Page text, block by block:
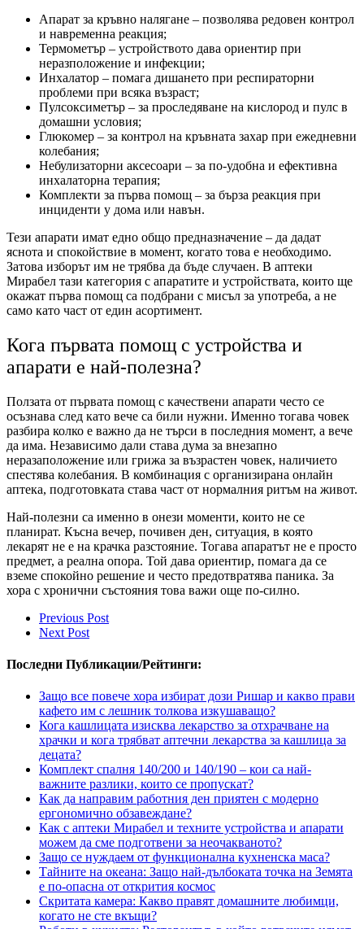
Апарат за кръвно налягане – позволява редовен контрол
и навременна реакция;
Термометър – устройството дава ориентир при
неразположение и инфекции;
Инхалатор – помага дишането при респираторни
проблеми при всяка възраст;
Пулсоксиметър – за проследяване на кислород и пулс в
домашни условия;
Глюкомер – за контрол на кръвната захар при ежедневни
колебания;
Небулизаторни аксесоари – за по-удобна и ефективна
инхалаторна терапия;
Комплекти за първа помощ – за бърза реакция при
инциденти у дома или навън.
Тези апарати имат едно общо предназначение – да дадат
яснота и спокойствие в момент, когато това е необходимо.
Затова изборът им не трябва да бъде случаен. В аптеки
Мирабел тази категория с апаратите и устройствата, които ще
окажат първа помощ са подбрани с мисъл за употреба, а не
само като част от един асортимент.
Кога първата помощ с устройства и
апарати е най-полезна?
Ползата от първата помощ с качествени апарати често се
осъзнава след като вече са били нужни. Именно тогава човек
разбира колко е важно да не търси в последния момент, а вече
да има. Независимо дали става дума за внезапно
неразаположение или грижа за възрастен човек, наличието
спестява колебания. В комбинация с организирана онлайн
аптека, подготовката става част от нормалния ритъм на живот.
Най-полезни са именно в онези моменти, които не се
планират. Късна вечер, почивен ден, ситуация, в която
лекарят не е на крачка разстояние. Тогава апаратът не е просто
предмет, а реална опора. Той дава ориентир, помага да се
вземе спокойно решение и често предотвратява паника. За
хора с хронични състояния това важи още по-силно.
Previous Post
Next Post
Последни Публикации/Рейтинги:
Защо все повече хора избират дози Ришар и какво прави
кафето им с лешник толкова изкушаващо?
Кога кашлицата изисква лекарство за отхрачване на
храчки и кога трябват аптечни лекарства за кашлица за
децата?
Комплект спалня 140/200 и 140/190 – кои са най-
важните разлики, които се пропускат?
Как да направим работния ден приятен с модерно
ергономично обзавеждане?
Как с аптеки Мирабел и техните устройства и апарати
можем да сме подготвени за неочакваното?
Защо се нуждаем от функционална кухненска маса?
Тайните на океана: Защо най-дълбоката точка на Земята
е по-опасна от открития космос
Скритата камера: Какво правят домашните любимци,
когато не сте вкъщи?